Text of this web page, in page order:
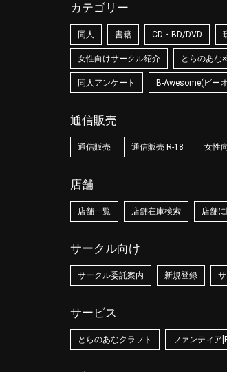
カテゴリー
同人 書籍 CD・BD/DVD
女性向けサークル紹介 とらのあな
同人アンケート B-Awesome(ビー
通信販売
通信販売 通信販売 R-18 女性
店舗
店舗一覧 店舗在庫検索 店舗
サークル向け
サークル委託案内 新規登録
サービス
とらのあなクラフト ファンティア